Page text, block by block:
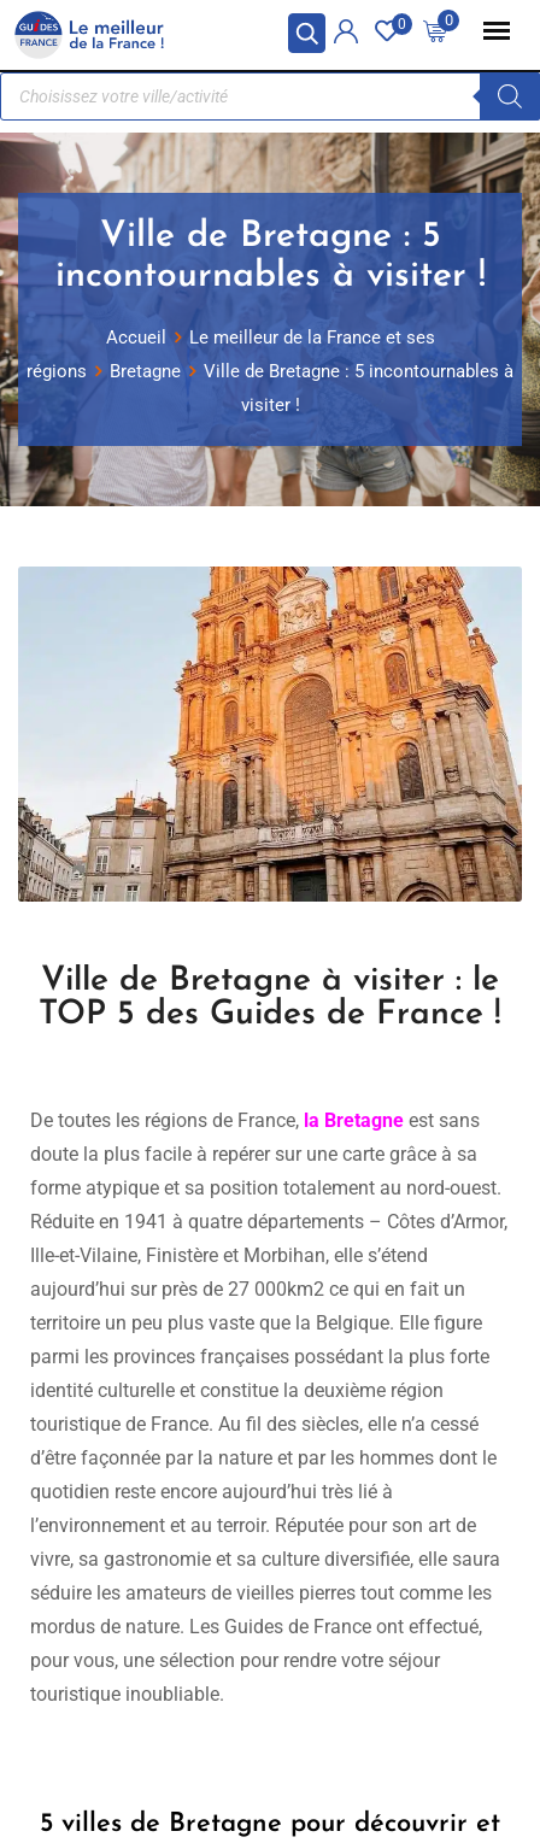
Panneau de gestion des cookies 0
0
Ville de Bretagne : 5
incontournables à visiter !
Accueil
Le meilleur de la France et ses
régions
Bretagne
Ville de Bretagne : 5 incontournables à
visiter !
Ville de Bretagne à visiter : le
TOP 5 des Guides de France !
De toutes les régions de France, a Bretagne est sans
doute la plus facile à repérer sur une carte grâce à sa
forme atypique et sa position totalement au nord-ouest.
Réduite en 1941 à quatre départements – Côtes d’Armor,
Ille-et-Vilaine, Finistère et Morbihan, elle s’étend
aujourd’hui sur près de 27 000km2 ce qui en fait un
territoire un peu plus vaste que la Belgique. Elle figure
parmi les provinces françaises possédant la plus forte
identité culturelle et constitue la deuxième région
touristique de France. Au fil des siècles, elle n’a cessé
d’être façonnée par la nature et par les hommes dont le
quotidien reste encore aujourd’hui très lié à
l’environnement et au terroir. Réputée pour son art de
vivre, sa gastronomie et sa culture diversifiée, elle saura
séduire les amateurs de vieilles pierres tout comme les
mordus de nature. Les Guides de France ont effectué,
pour vous, une sélection pour rendre votre séjour
touristique inoubliable.
5 villes de Bretagne pour découvrir et